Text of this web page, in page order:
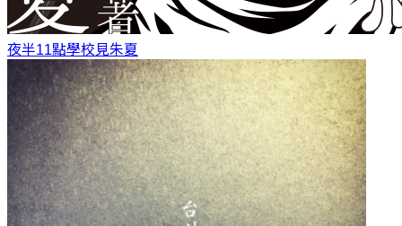
夜半11點學校見朱夏